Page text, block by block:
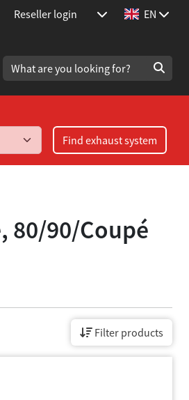
Reseller login EN
Find exhaust system
80/90/Coupé
Filter products